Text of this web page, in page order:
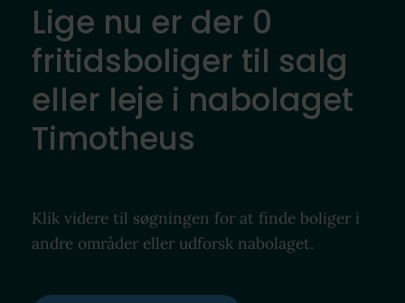
Lige nu er der 0
fritidsboliger til salg
eller leje i nabolaget
Timotheus
Klik videre til søgningen for at finde boliger i
andre områder eller udforsk nabolaget.